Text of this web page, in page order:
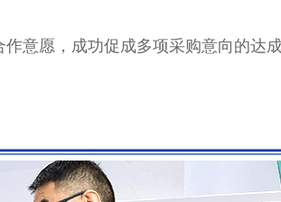
愿，成功促成多项采购意向的达